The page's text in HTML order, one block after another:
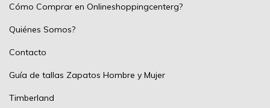
Cómo Comprar en Onlineshoppingcenterg?
Quiénes Somos?
Contacto
Guía de tallas Zapatos Hombre y Mujer
Timberland